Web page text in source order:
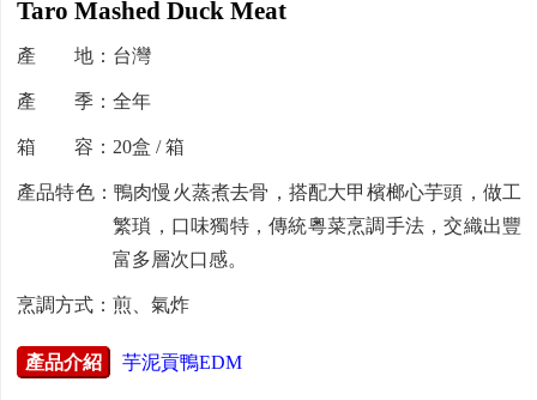
Taro Mashed Duck Meat
產 地：台灣
產 季：全年
箱 容：20盒 / 箱
產品特色：鴨肉慢火蒸煮去骨，搭配大甲檳榔心芋頭，做工
繁瑣，口味獨特，傳統粵菜烹調手法，交織出豐
富多層次口感。
烹調方式：煎、氣炸
產品介紹 芋泥貢鴨EDM